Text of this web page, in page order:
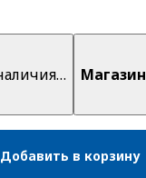
Магазин
Добавить в корзину